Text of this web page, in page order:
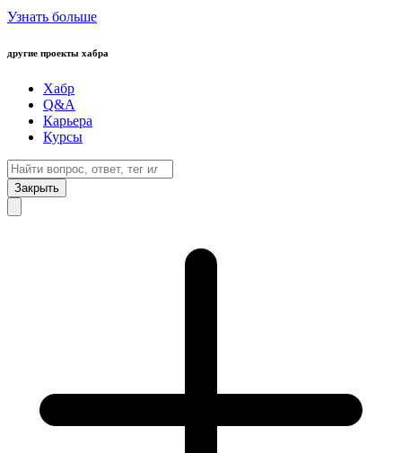
Узнать больше
другие проекты хабра
Хабр
Q&A
Карьера
Курсы
Закрыть